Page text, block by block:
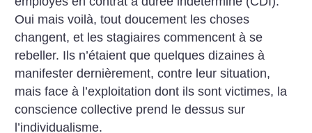
Oui mais voilà, tout doucement les choses
changent, et les stagiaires commencent à se
rebeller. Ils n’étaient que quelques dizaines à
manifester dernièrement, contre leur situation,
mais face à l’exploitation dont ils sont victimes, la
conscience collective prend le dessus sur
l’individualisme.